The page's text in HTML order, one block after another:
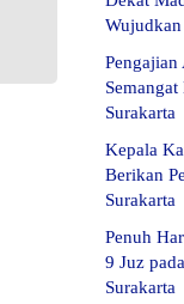
Surakarta
Kepala
Berikan
Surakarta
Penuh
9 Juz
Surakarta